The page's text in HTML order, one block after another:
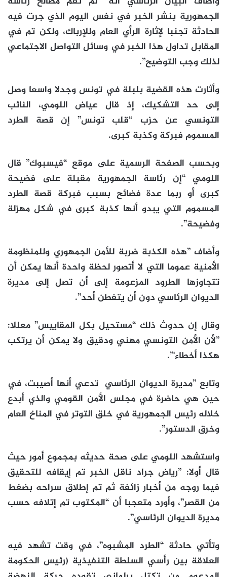
الجمهورية بنشر الخبر في نفس اليوم الذي جرت فيه
الحادثة تجنبا لإثارة الرأي العام وللإرباك، ولكن تم في
المقابل تداول هذا الخبر في وسائل التواصل الاجتماعي
لذلك وجب التوضيح”.
وأثارت هذه القضية بلبلة في تونس وجدلا واسعا وصل
إلى حد التشكيك، إذ قال عياض اللومي، النائب
التونسي عن حزب “قلب تونس” إن قصة الطرد
المسموم فبركة وكذبة كبرى.
وبحسب الصفحة الرسمية على موقع “فيسبوك” قال
اللومي “إن رئاسة الجمهورية مقبلة على فضيحة
كبرى أو ربما عدة فضائح بسبب فبركة قصة الطرد
المسموم التي يبدو أنها كذبة كبرى في شكل مهزلة
وفضيحة”.
وأضاف ”هذه الكذبة ضربة للأمن الجمهوري وللمنظومة
الأمنية عموما التي لا أتصور لحظة واحدة أنها يمكن أن
تتجاوزها الطرود المزعومة إلى أن تصل إلى مديرة
الديوان الرئاسي دون أن يتفطن أحد”.
وقال إن حدوث ذلك “مستحيل بكل المقاييس” معللا:
”لأن الأمن التونسي مهني ودقيق ولا يمكن أن يرتكب
هكذا أخطاء'”.
وتابع ”مديرة الديوان الرئاسي تدعي أنها أصيبت، في
حين هي حاضرة في مجلس الأمن القومي والذي أبدع
خلاله رئيس الجمهورية في خلق التوتر في المناخ العام
وخرق الدستور”.
واستشهد اللومي على صحة حديثه بمجموع أمور حيث
قال أولا: ”رياض جراد ناقل الخبر تم إيقافه للتحقيق
فيما روجه من أخبار زائفة ثم تم إطلاق سراحه بضغط
من القصر”، وأورد متعجبا أن “المكتوب تم إتلافه حسب
مديرة الديوان الرئاسي”.
وتأتي حادثة “الطرد المشبوه”، في وقت تشهد فيه
العلاقة بين رأسي السلطة التنفيذية (رئيس الحكومة